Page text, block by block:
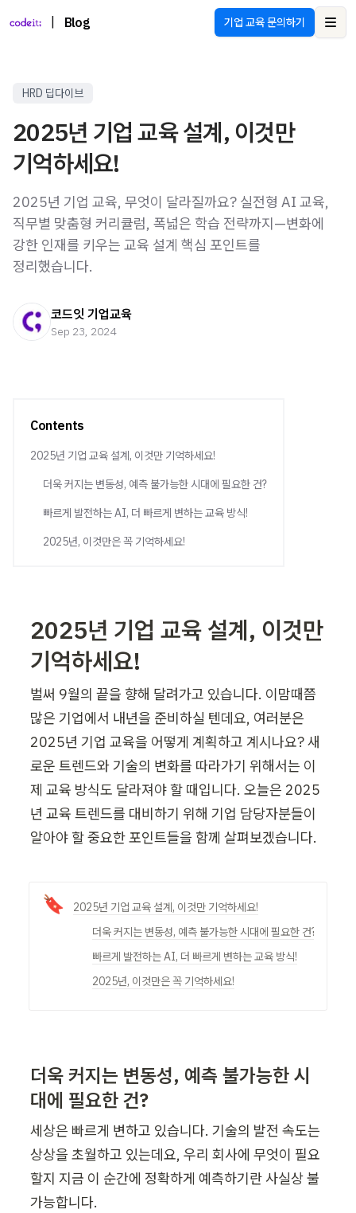
Blog 기업 교육 문의하기
HRD 딥다이브
2025년 기업 교육 설계, 이것만
기억하세요!
2025년 기업 교육, 무엇이 달라질까요? 실전형 AI 교육,
직무별 맞춤형 커리큘럼, 폭넓은 학습 전략까지—변화에
강한 인재를 키우는 교육 설계 핵심 포인트를
정리했습니다.
코드잇 기업교육
Sep 23, 2024
Contents
2025년 기업 교육 설계, 이것만 기억하세요!
더욱 커지는 변동성, 예측 불가능한 시대에 필요한 건?
빠르게 발전하는 AI, 더 빠르게 변하는 교육 방식!
2025년, 이것만은 꼭 기억하세요!
2025년 기업 교육 설계, 이것만
기억하세요!
벌써 9월의 끝을 향해 달려가고 있습니다. 이맘때쯤
많은 기업에서 내년을 준비하실 텐데요, 여러분은
2025년 기업 교육을 어떻게 계획하고 계시나요? 새
로운 트렌드와 기술의 변화를 따라가기 위해서는 이
제 교육 방식도 달라져야 할 때입니다. 오늘은 2025
년 교육 트렌드를 대비하기 위해 기업 담당자분들이
알아야 할 중요한 포인트들을 함께 살펴보겠습니다.
🔖
2025년 기업 교육 설계, 이것만 기억하세요!
더욱 커지는 변동성, 예측 불가능한 시대에 필요한 건?
빠르게 발전하는 AI, 더 빠르게 변하는 교육 방식!
2025년, 이것만은 꼭 기억하세요!
더욱 커지는 변동성, 예측 불가능한 시
대에 필요한 건?
세상은 빠르게 변하고 있습니다. 기술의 발전 속도는
상상을 초월하고 있는데요, 우리 회사에 무엇이 필요
할지 지금 이 순간에 정확하게 예측하기란 사실상 불
가능합니다.